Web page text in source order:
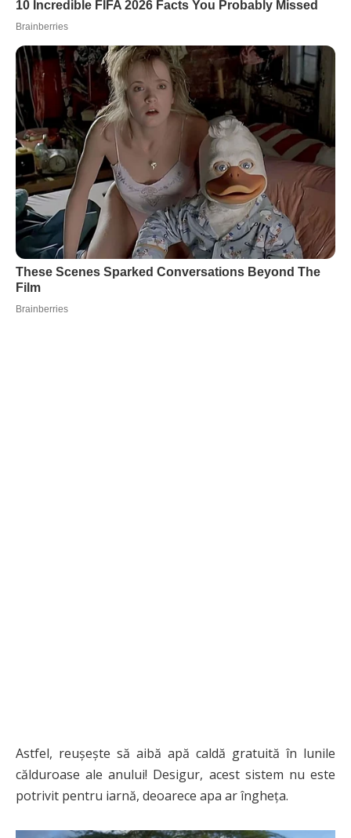
Astfel, reușește să aibă apă caldă gratuită în lunile
călduroase ale anului! Desigur, acest sistem nu este
potrivit pentru iarnă, deoarece apa ar îngheța.